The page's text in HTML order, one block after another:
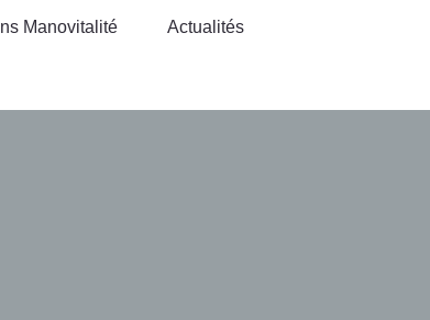
Manovitalité Actualités
Manovitalité Actualités